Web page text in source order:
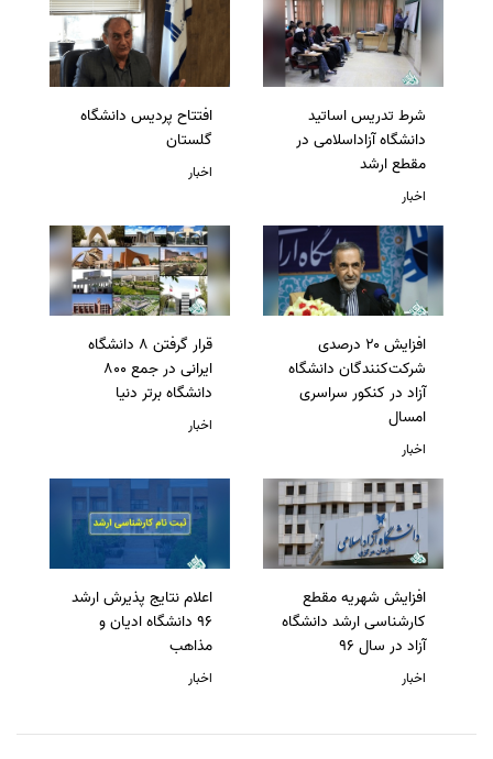
شرط تدریس اساتید
دانشگاه آزاداسلامی در
مقطع ارشد
اخبار
افتتاح پردیس دانشگاه
گلستان
اخبار
افزایش ۲۰ درصدی
شرکت‌کنندگان دانشگاه
آزاد در کنکور سراسری
امسال
اخبار
قرار گرفتن 8 دانشگاه
ایرانی در جمع 800
دانشگاه برتر دنیا
اخبار
افزایش شهریه مقطع
کارشناسی ارشد دانشگاه
آزاد در سال 96
اخبار
اعلام نتایج پذیرش ارشد
96 دانشگاه ادیان و
مذاهب
اخبار